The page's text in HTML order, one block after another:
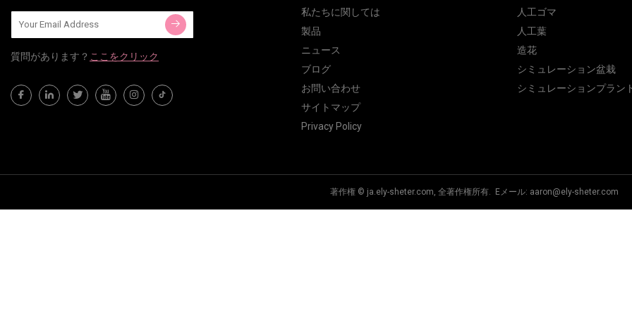
質問​​があります？ ここをクリック
私たちに関しては
製品
ニュース
ブログ
お問い合わせ
サイトマップ
Privacy Policy
人工ゴマ
人工葉
造花
シミュレーション盆栽
シミュレーションプラン
著作権 © ja.ely-sheter.com, 全著作権所有. Eメール: aaron@ely-sheter.com